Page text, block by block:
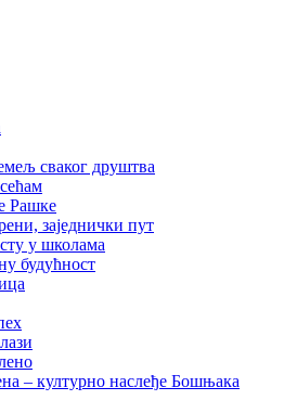
сваког друштва
Рашке
заједнички пут
у школама
будућност
– културно наслеђе Бошњака